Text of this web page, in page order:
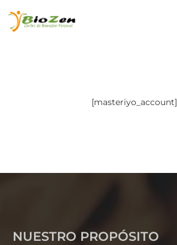
[masteriyo_account]
NUESTRO PROPÓSITO